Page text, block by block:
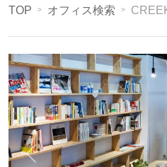
TOP オフィス検索